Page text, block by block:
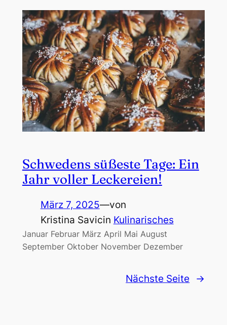
Schwedens süßeste Tage: Ein
Jahr voller Leckereien!
März 7, 2025—von
Kristina Savicin Kulinarisches
Januar Februar März April Mai August
September Oktober November Dezember
Nächste Seite →